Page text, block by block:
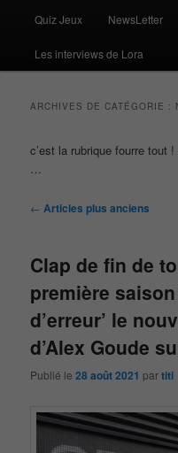
Quiz Jeux NewsLetter
Les interviews de Lora
ARCHIVES DE CATÉGORIE :
c’est la rubrique fourre tout
…
Navigation
← Articles plus anciens
Clap de fin de
première saison
d’erreur’ le
d’Alex Goude
Publié le28 août 2021 partiti